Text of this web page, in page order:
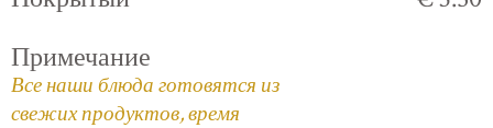
Примечание
Все наши блюда готовятся из
свежих продуктов, время